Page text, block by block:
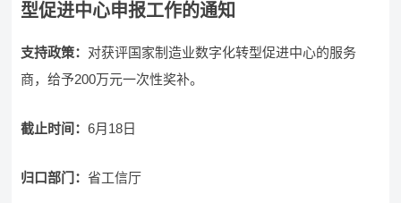
型促进中心申报工作的通知
支持政策： 对获评国家制造业数字化转型促进中心的服务
商，给予200万元一次性奖补。
截止时间：6月18日
归口部门：省工信厅